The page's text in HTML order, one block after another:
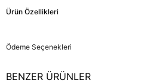
Ürün Özellikleri
Ödeme Seçenekleri
BENZER ÜRÜNLER